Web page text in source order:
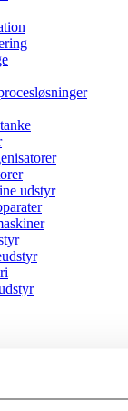
udstyr